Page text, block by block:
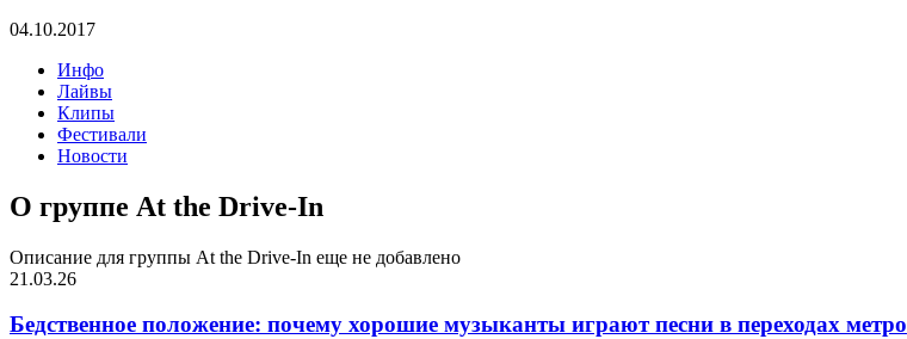
04.10.2017
Инфо
Лайвы
Клипы
Фестивали
Новости
О группе At the Drive-In
Описание для группы At the Drive-In еще не добавлено
21.03.26
Бедственное положение: почему хорошие музыканты играют песни в переходах метро